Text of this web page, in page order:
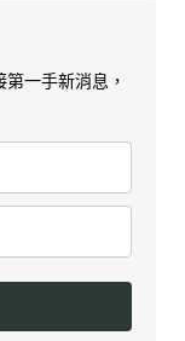
一手新消息，